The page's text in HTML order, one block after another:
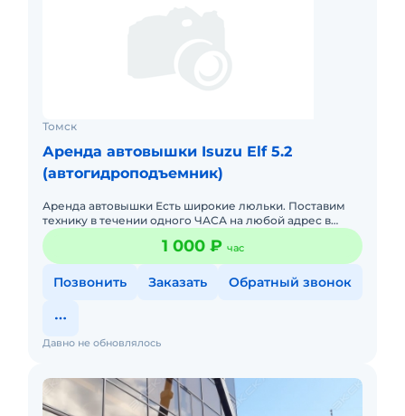
Томск
Аренда автовышки Isuzu Elf 5.2
(автогидроподъемник)
Аренда автовышки Есть широкие люльки. Поставим
технику в течении одного ЧАСА на любой адрес в
Томске. Принимаем виды оплат (карты, нал) Звоните,
консультация и
1 000 ₽ час
Позвонить Заказать Обратный звонок
Давно не обновлялось